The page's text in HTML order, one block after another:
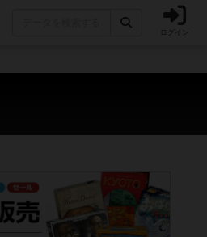
ログイン
ルール説明時間は含まれていないため、初めて